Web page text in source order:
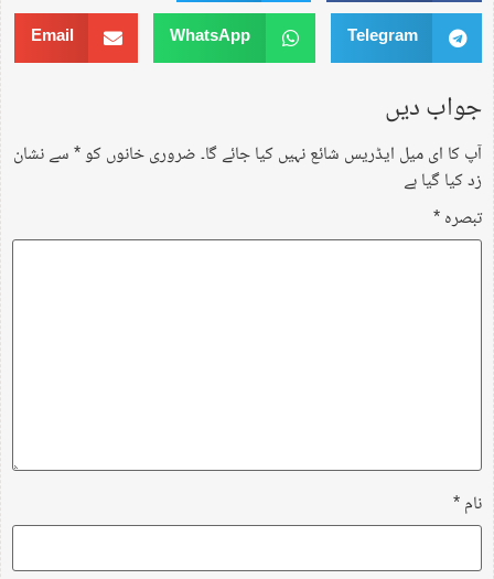
Telegram
WhatsApp
Email
جواب دیں
آپ کا ای میل ایڈریس شائع نہیں کیا جائے گا۔ضروری خانوں کو*سے نشان
زد کیا گیا ہے
تبصرہ*
نام*